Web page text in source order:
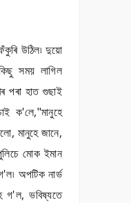
উঠিল৷ দুয়ো
সময় লাগিল
পৰা হাত গুছাই
ক'লে,"মানুহে
মানুহে জানে,
মোক ইমান
অপটিক নাৰ্ভ
গ'ল, ভবিষ্যতে